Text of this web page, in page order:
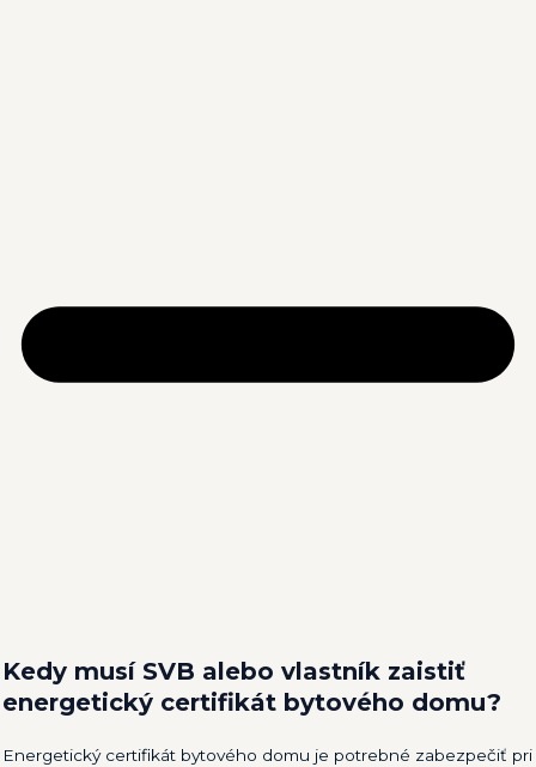
Kedy musí SVB alebo vlastník zaistiť
energetický certifikát bytového domu?
Energetický certifikát bytového domu je potrebné zabezpečiť pri